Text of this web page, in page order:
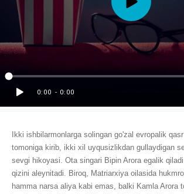
Ikki ishbilarmonlarga solingan go'zal evropalik
tomoniga kirib, ikki xil uyqusizlikdan gullaydigan
sevgi hikoyasi. Ota singari Bipin Arora egalik
qizini aleynitadi. Biroq, Matriarxiya oilasida
hamma narsa aliya kabi emas, balki Kamla Arora